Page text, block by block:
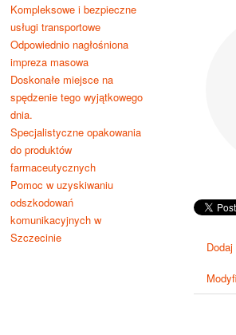
Kompleksowe i bezpieczne
usługi transportowe
Odpowiednio nagłośniona
impreza masowa
Doskonałe miejsce na
spędzenie tego wyjątkowego
dnia.
Specjalistyczne opakowania
do produktów
farmaceutycznych
Pomoc w uzyskiwaniu
odszkodowań
komunikacyjnych w
Szczecinie